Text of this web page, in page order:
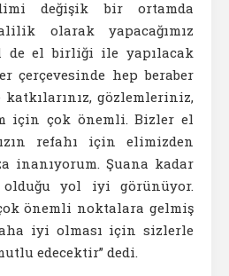
değişik bir ortamda
olarak yapacağımız
de el birliği ile yapılacak
çerçevesinde hep beraber
katkılarınız, gözlemleriniz,
için çok önemli. Bizler el
refahı için elimizden
inanıyorum. Şuana kadar
olduğu yol iyi görünüyor.
önemli noktalara gelmiş
iyi olması için sizlerle
edecektir” dedi.